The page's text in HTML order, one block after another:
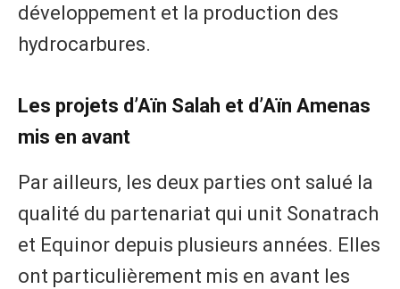
développement et la production des
hydrocarbures.
Les projets d’Aïn Salah et d’Aïn Amenas
mis en avant
Par ailleurs, les deux parties ont salué la
qualité du partenariat qui unit Sonatrach
et Equinor depuis plusieurs années. Elles
ont particulièrement mis en avant les